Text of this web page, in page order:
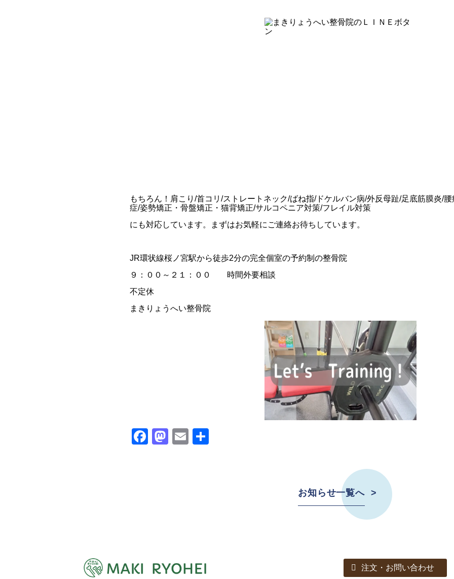
もちろん！肩こり/首コリ/ストレートネック/ばね指/ドケルバン病/外反母趾/足底筋膜炎/
症/姿勢矯正・骨盤矯正・猫背矯正/サルコペニア対策/フレイル対策
にも対応しています。まずはお気軽にご連絡お待ちしています。
JR環状線桜ノ宮駅から徒歩2分の完全個室の予約制の整骨院
９：００～２１：００ 時間外要相談
不定休
まきりょうへい整骨院
Facebook
Mastodon
Email
お知らせ一覧へ
注文・お問い合わせ